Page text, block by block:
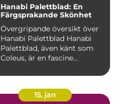
Hanabi Palettblad: En
Färgsprakande Skönhet
Övergripande översikt över
Hanabi Palettblad Hanabi
Palettblad, även känt som
Coleus, är en fascine...
15. jan